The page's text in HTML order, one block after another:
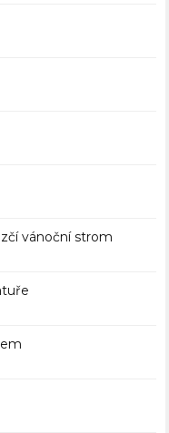
vánoční strom